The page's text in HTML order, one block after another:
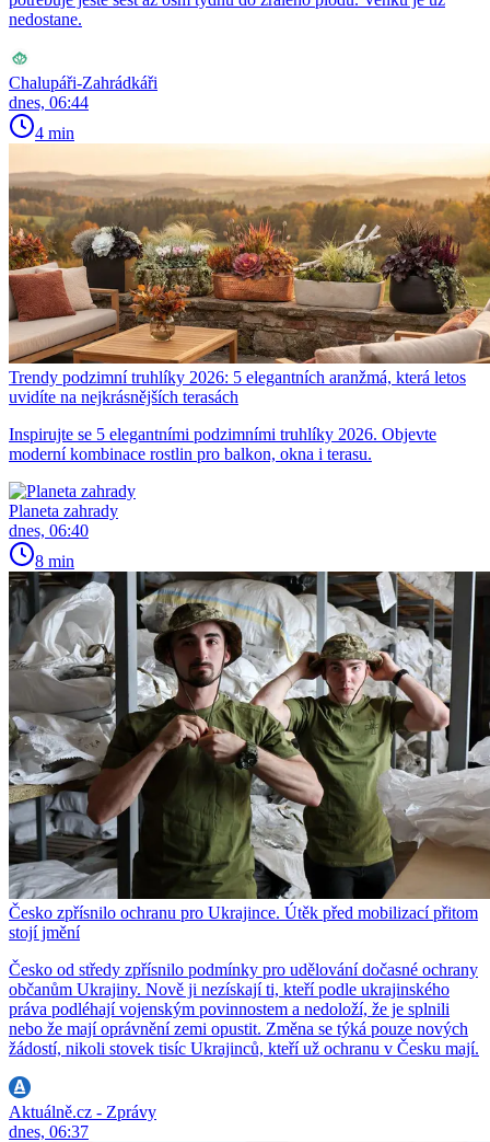
nedostane.
Chalupáři-Zahrádkáři
dnes, 06:44
4 min
Trendy podzimní truhlíky 2026: 5 elegantních aranžmá, která letos
uvidíte na nejkrásnějších terasách
Inspirujte se 5 elegantními podzimními truhlíky 2026. Objevte
moderní kombinace rostlin pro balkon, okna i terasu.
Planeta zahrady
dnes, 06:40
8 min
Česko zpřísnilo ochranu pro Ukrajince. Útěk před mobilizací přitom
stojí jmění
Česko od středy zpřísnilo podmínky pro udělování dočasné ochrany
občanům Ukrajiny. Nově ji nezískají ti, kteří podle ukrajinského
práva podléhají vojenským povinnostem a nedoloží, že je splnili
nebo že mají oprávnění zemi opustit. Změna se týká pouze nových
žádostí, nikoli stovek tisíc Ukrajinců, kteří už ochranu v Česku mají.
Aktuálně.cz - Zprávy
dnes, 06:37